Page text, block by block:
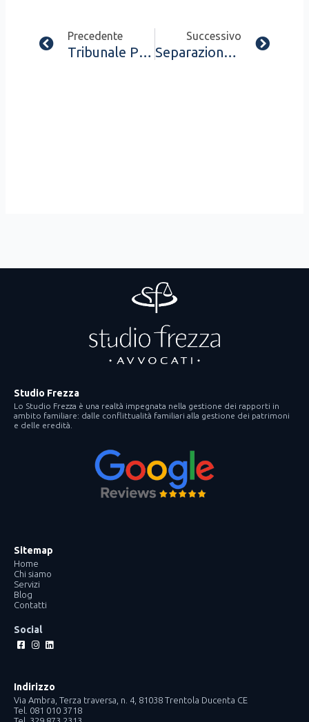
Precedente
Tribunale Pavia, Sent. 04 Maggio 2022, N.627
Successivo
Separazione Con Figlio Minore Senza Andare In Tribunale E In Breve Tempo (40 Giorni).
Studio Frezza
Lo Studio Frezza è una realtà impegnata nella gestione dei rapporti in
ambito familiare: dalle conflittualità familiari alla gestione dei patrimoni
e delle eredità.
Sitemap
Home
Chi siamo
Servizi
Blog
Contatti
Social
Facebook-
square
Instagram
Linkedin
Indirizzo
Via Ambra, Terza traversa, n. 4, 81038 Trentola Ducenta CE
Tel. 081 010 3718